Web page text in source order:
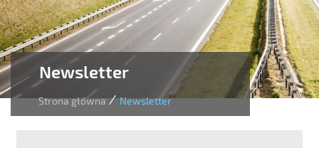
Newsletter
Strona główna/ Newsletter